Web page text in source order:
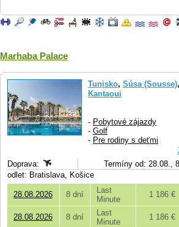
Marhaba Palace
Tunisko, Súsa (Sousse),
Kantaoui
- Pobytové zájazdy
- Golf
- Pre rodiny s deťmi
Doprava:
Termíny od: 28.08.,
odlet: Bratislava, Košice
28.08.2026 8 dní
Last
Minute
1 186 €
28.08.2026 8 dní
Last
Minute
1 186 €